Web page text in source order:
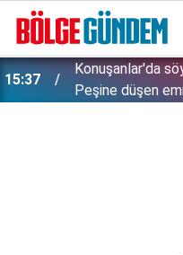
15:37
Konuşanlar'da
Peşine düşen